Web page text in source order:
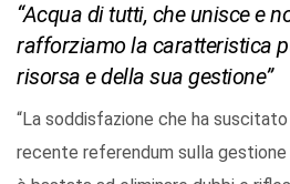
“Acqua di tutti, che unisce e
rafforziamo la caratteristica
risorsa e della sua gestione”
“La soddisfazione che ha suscitato
recente referendum sulla gestione